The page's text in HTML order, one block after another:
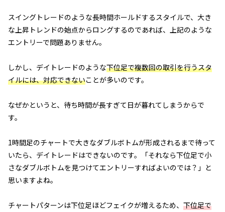
スイングトレードのような長時間ホールドするスタイルで、大き
な上昇トレンドの始点からロングするのであれば、上記のような
エントリーで問題ありません。
しかし、デイトレードのような下位足で複数回の取引を行うスタ
イルには、対応できないことが多いのです。
なぜかというと、待ち時間が長すぎて日が暮れてしまうからで
す。
1時間足のチャートで大きなダブルボトムが形成されるまで待って
いたら、デイトレードはできないのです。「それなら下位足で小
さなダブルボトムを見つけてエントリーすればよいのでは？」と
思いますよね。
チャートパターンは下位足ほどフェイクが増えるため、 下位足で